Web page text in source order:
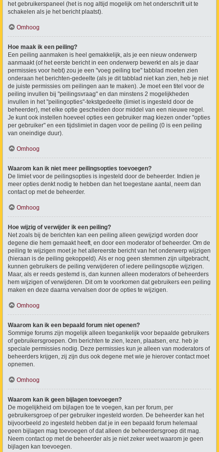
het gebruikerspaneel (het is nog altijd mogelijk om het onderschrift uit te
schakelen als je het bericht plaatst).
Omhoog
Hoe maak ik een peiling?
Een peiling aanmaken is heel gemakkelijk, als je een nieuw onderwerp
aanmaakt (of het eerste bericht in een onderwerp bewerkt en als je daar
permissies voor hebt) zou je een "voeg peiling toe" tabblad moeten zien
onderaan het berichten-gedeelte (als je dit tabblad niet kan zien, heb je niet
de juiste permissies om peilingen aan te maken). Je moet een titel voor de
peiling invullen bij "peilingsvraag" en dan minstens 2 mogelijkheden
invullen in het "peilingopties"-tekstgedeelte (limiet is ingesteld door de
beheerder), met elke optie gescheiden door middel van een nieuwe regel.
Je kunt ook instellen hoeveel opties een gebruiker mag kiezen onder "opties
per gebruiker" en een tijdslimiet in dagen voor de peiling (0 is een peiling
van oneindige duur).
Omhoog
Waarom kan ik niet meer peilingsopties toevoegen?
De limiet voor de peilingsopties is ingesteld door de beheerder. Indien je
meer opties denkt nodig te hebben dan het toegestane aantal, neem dan
contact op met de beheerder.
Omhoog
Hoe wijzig of verwijder ik een peiling?
Net zoals bij de berichten kan een peiling alleen gewijzigd worden door
degene die hem gemaakt heeft, en door een moderator of beheerder. Om de
peiling te wijzigen moet je het allereerste bericht van het onderwerp wijzigen
(hieraan is de peiling gekoppeld). Als er nog geen stemmen zijn uitgebracht,
kunnen gebruikers de peiling verwijderen of iedere peilingsoptie wijzigen.
Maar, als er reeds gestemd is, dan kunnen alleen moderators of beheerders
hem wijzigen of verwijderen. Dit om te voorkomen dat gebruikers een peiling
maken en deze daarna vervalsen door de opties te wijzigen.
Omhoog
Waarom kan ik een bepaald forum niet openen?
Sommige forums zijn mogelijk alleen toegankelijk voor bepaalde gebruikers
of gebruikersgroepen. Om berichten te zien, lezen, plaatsen, enz. heb je
speciale permissies nodig. Deze permissies kun je alleen van moderators of
beheerders krijgen, zij zijn dus ook degene met wie je hierover contact moet
opnemen.
Omhoog
Waarom kan ik geen bijlagen toevoegen?
De mogelijkheid om bijlagen toe te voegen, kan per forum, per
gebruikersgroep of per gebruiker ingesteld worden. De beheerder kan het
bijvoorbeeld zo ingesteld hebben dat je in een bepaald forum helemaal
geen bijlagen mag toevoegen of dat alleen de beheerdersgroep dit mag.
Neem contact op met de beheerder als je niet zeker weet waarom je geen
bijlagen kan toevoegen.